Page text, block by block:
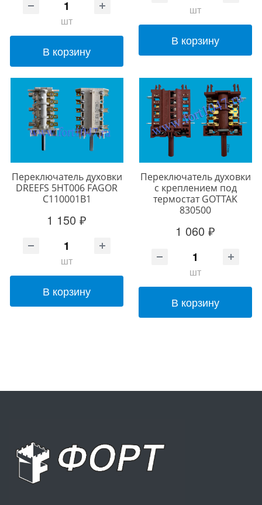
шт
В корзину
шт
В корзину
Переключатель духовки
DREEFS 5HT006 FAGOR
C110001B1
1 150 ₽
шт
В корзину
Переключатель духовки
с креплением под
термостат GOTTAK
830500
1 060 ₽
шт
В корзину